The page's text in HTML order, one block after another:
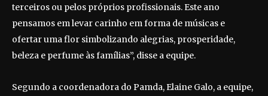
terceiros ou pelos próprios profissionais. Este ano
pensamos em levar carinho em forma de músicas e
ofertar uma flor simbolizando alegrias, prosperidade,
beleza e perfume às famílias”, disse a equipe.
Segundo a coordenadora do Pamda, Elaine Galo, a equipe,